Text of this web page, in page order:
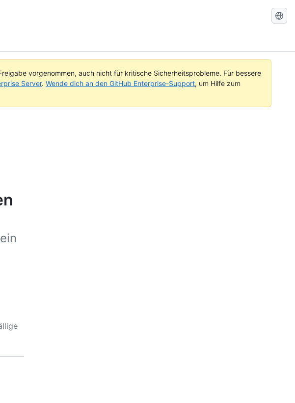
Search
vorgenommen, auch nicht für kritische Sicherheitsprobleme. Für bessere
Server. Wende dich an den GitHub Enterprise-Support, um Hilfe zum